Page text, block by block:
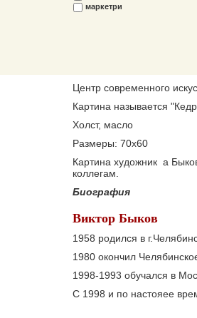
маркетри
Центр современного
Картина называется
Холст, масло
Размеры: 70х60
Картина художник а
коллегам.
Биография
Виктор Быков
1958 родился в
1980 окончил
1998-1993 обучался в
С 1998 и по настояее